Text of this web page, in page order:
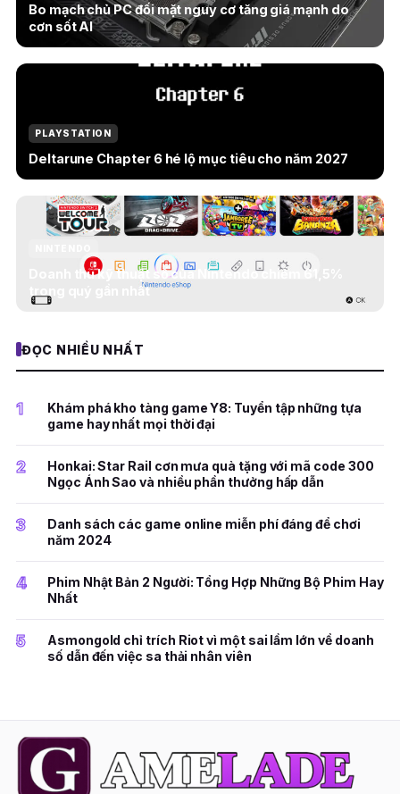
Bo mạch chủ PC đối mặt nguy cơ tăng giá mạnh do
cơn sốt AI
PLAYSTATION
Deltarune Chapter 6 hé lộ mục tiêu cho năm 2027
Doanh thu kỹ thuật số của Nintendo chiếm 61,5%
trong quý gần nhất
ĐỌC NHIỀU NHẤT
1
Khám phá kho tàng game Y8: Tuyển tập những tựa
game hay nhất mọi thời đại
2
Honkai: Star Rail cơn mưa quà tặng với mã code 300
Ngọc Ánh Sao và nhiều phần thưởng hấp dẫn
3
Danh sách các game online miễn phí đáng để chơi
năm 2024
4
Phim Nhật Bản 2 Người: Tổng Hợp Những Bộ Phim Hay
Nhất
5
Asmongold chỉ trích Riot vì một sai lầm lớn về doanh
số dẫn đến việc sa thải nhân viên